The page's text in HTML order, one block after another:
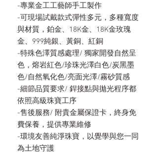
-專業金工工藝師手工製作
-可現場試戴款式彈性多元，多種寬度
與材質，鉑金、18K金、18K金玫瑰
金、999純銀、黃銅、紅銅
-特殊色澤質感處理/ 獨家開發自然呈
色，熔岩紅色/珍珠光澤白色/炭黑墨
色/自然氧化色/亮面光澤/霧砂質感
-細節品質要求/ 銲接點與拋光程序都
依照高級珠寶工序
-售後服務/ 附貴金屬保證卡，終身免
費保養，提供專業維修
-環境友善純淨珠寶，以覺學與您一同
為土地守護